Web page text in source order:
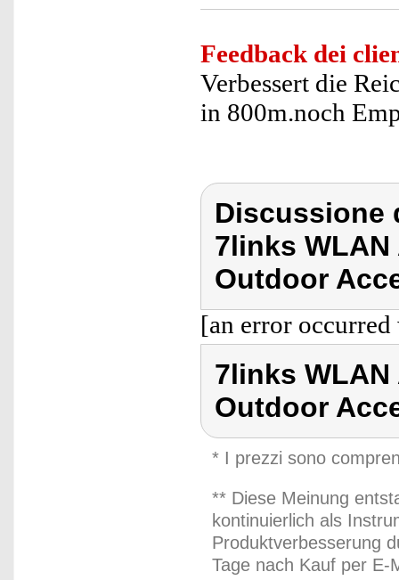
Feedback dei
Verbessert die
in 800m.noch
Discussione
7links
Outdoor
[an error
7links
Outdoor
* I prezzi sono
** Diese Meinung
kontinuierlich als
Produktverbesserung
Tage nach Kauf per E-